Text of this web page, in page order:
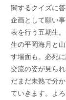
関するクイズに
企画として願い
表を行う五期生
生の平岡海月と
す場面も。必死
交流の姿が見ら
だまだ未熟で分
ていきます。よ